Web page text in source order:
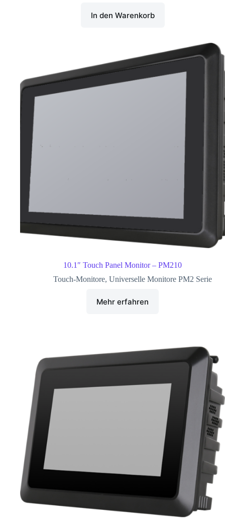
In den Warenkorb
10.1″ Touch Panel Monitor – PM210
Touch-Monitore, Universelle Monitore PM2 Serie
Mehr erfahren